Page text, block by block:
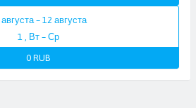
– 12 августа
1 , Вт – Ср
0 RUB